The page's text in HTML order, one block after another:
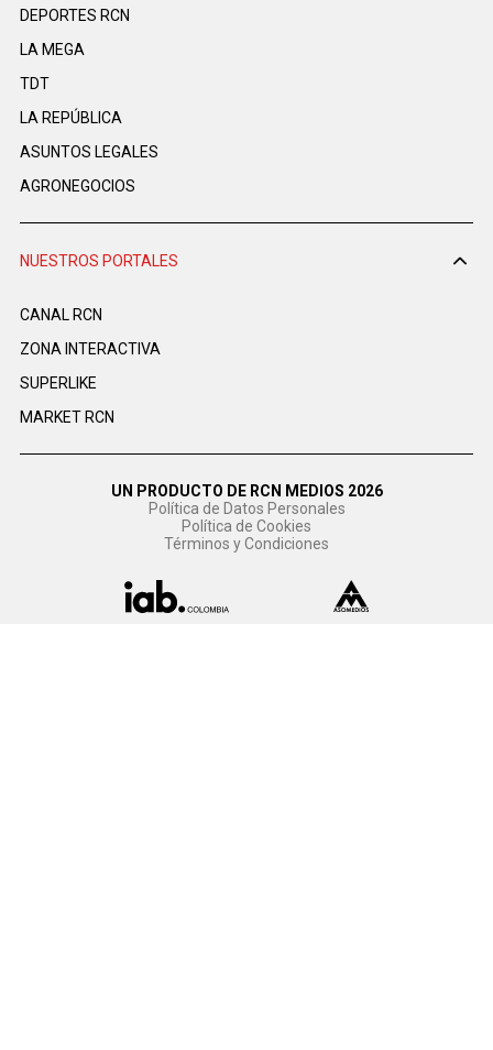
DEPORTES RCN
LA MEGA
TDT
LA REPÚBLICA
ASUNTOS LEGALES
AGRONEGOCIOS
NUESTROS PORTALES
CANAL RCN
ZONA INTERACTIVA
SUPERLIKE
MARKET RCN
UN PRODUCTO DE RCN MEDIOS 2026
Política de Datos Personales
Política de Cookies
Términos y Condiciones